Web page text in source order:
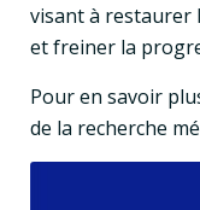
visant à restaurer
et freiner la
Pour en savoir
de la recherche